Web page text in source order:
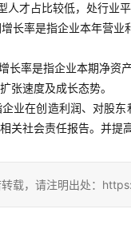
人才占比较低，处行业
长率是指企业本年营业
长率是指企业本期净资
张速度及成长态势。
业在创造利润、对股
关社会责任报告。并
转载，请注明出处：